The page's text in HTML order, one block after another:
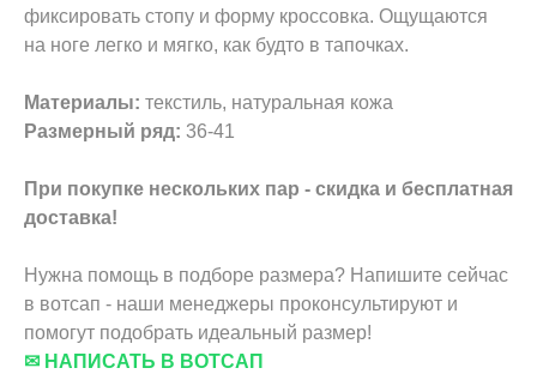
фиксировать стопу и форму кроссовка. Ощущаются
на ноге легко и мягко, как будто в тапочках.
Материалы: текстиль, натуральная кожа
Размерный ряд: 36-41
При покупке нескольких пар - скидка и бесплатная
доставка!
Нужна помощь в подборе размера? Напишите сейчас
в вотсап - наши менеджеры проконсультируют и
помогут подобрать идеальный размер!
✉ НАПИСАТЬ В ВОТСАП